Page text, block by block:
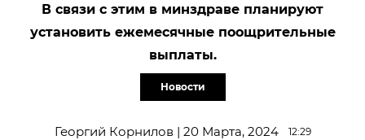
В связи с этим в минздраве планируют
установить ежемесячные поощрительные
выплаты.
Новости
Георгий Корнилов | 20 Марта, 2024 12:29